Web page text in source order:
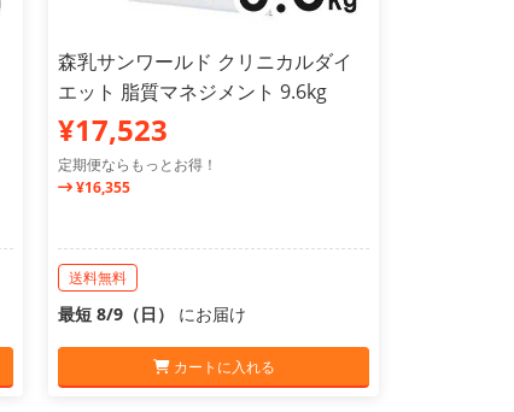
森乳サンワールド クリニカルダイ
エット 脂質マネジメント 9.6kg
¥17,523
定期便ならもっとお得！
¥16,355
送料無料
最短 8/9（日） にお届け
カートに入れる